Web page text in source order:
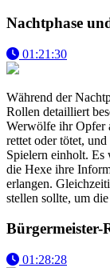
Nachtphase
01:21:30
Während der
Rollen detailliert
Werwölfe ihr Opfer
rettet oder tötet,
Spielern einholt.
die Hexe ihre
erlangen.
stellen sollte, um
Bürgermeister-
01:28:28